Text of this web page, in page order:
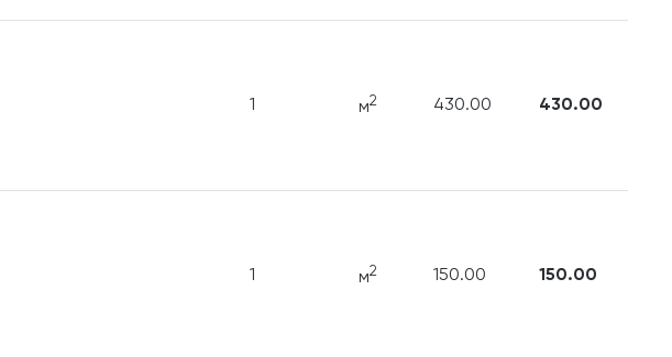
1 м2 430.00 430.00
1 м2 150.00 150.00